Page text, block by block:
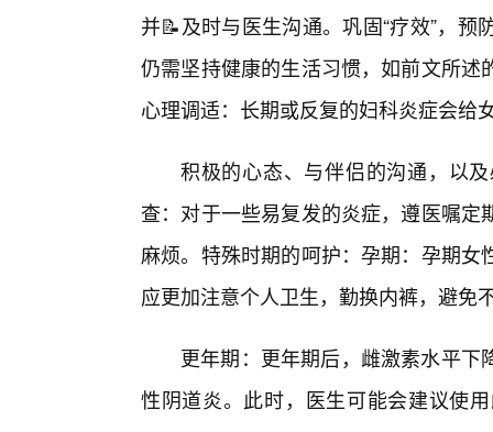
并📝及时与医生沟通。巩固“疗效”，
仍需坚持健康的生活习惯，如前文所
心理调适：长期或反复的妇科炎症会给
积极的心态、与伴侣的沟通，以
查：对于一些易复发的炎症，遵医嘱
麻烦。特殊时期的呵护：孕期：孕期
应更加注意个人卫生，勤换内裤，避免
更年期：更年期后，雌激素水平
性阴道炎。此时，医生可能会建议使